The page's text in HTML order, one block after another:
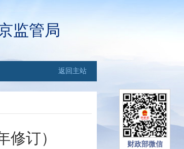
财政部微信
监管局
返回主站
订）